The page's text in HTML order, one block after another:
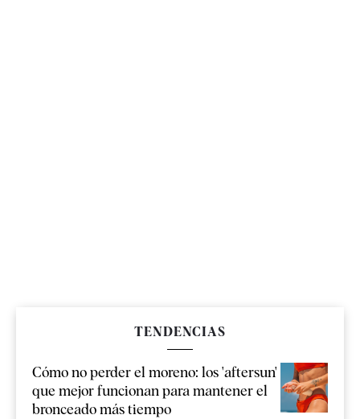
TENDENCIAS
Cómo no perder el moreno: los 'aftersun'
que mejor funcionan para mantener el
bronceado más tiempo